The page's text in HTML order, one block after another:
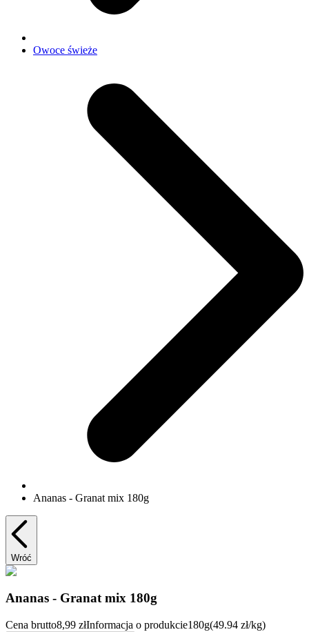
Owoce świeże
Ananas - Granat mix 180g
Wróć
Ananas - Granat mix 180g
Cena brutto8,99 złInformacja o produkcie180g(49.94 zł/kg)